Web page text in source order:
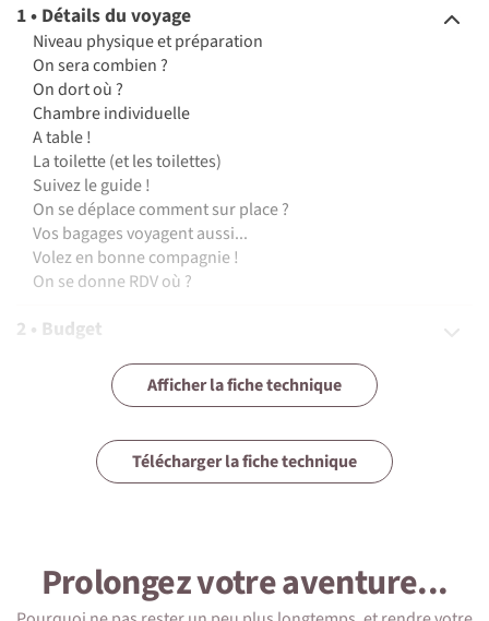
1 • Détails du voyage
Niveau physique et préparation
On sera combien ?
On dort où ?
Chambre individuelle
A table !
La toilette (et les toilettes)
Suivez le guide !
On se déplace comment sur place ?
Vos bagages voyagent aussi...
Volez en bonne compagnie !
On se donne RDV où ?
2 • Budget
3 • Assurances
5 • Formalités et santé
7 • Tourisme responsable
Afficher la fiche technique
Télécharger la fiche technique
Prolongez votre aventure...